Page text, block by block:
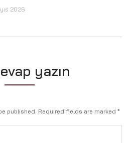
2026
yazın
published. Required fields are marked *